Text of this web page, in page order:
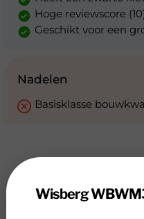
Hoge reviewscore
Geschikt voor een
Nadelen
Basisklasse
Wisberg